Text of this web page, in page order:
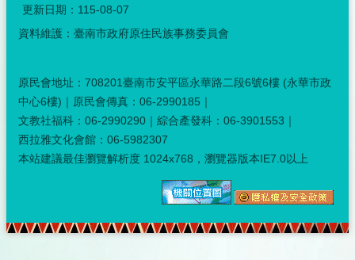
更新日期： 115-08-07
資料維護：臺南市政府原住民族事務委員會
原民會地址：708201臺南市安平區永華路二段6號6樓 (永華市政
中心6樓)｜原民會傳真：06-2990185｜
文教社福科：06-2990290｜綜合產發科：06-3901553｜
西拉雅文化會館：06-5982307
本站建議最佳瀏覽解析度 1024x768，瀏覽器版本IE7.0以上